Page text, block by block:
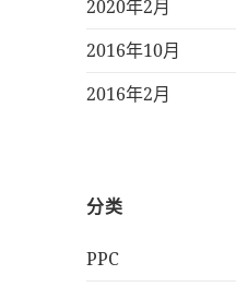
2020年2月
2016年10月
2016年2月
分类
PPC